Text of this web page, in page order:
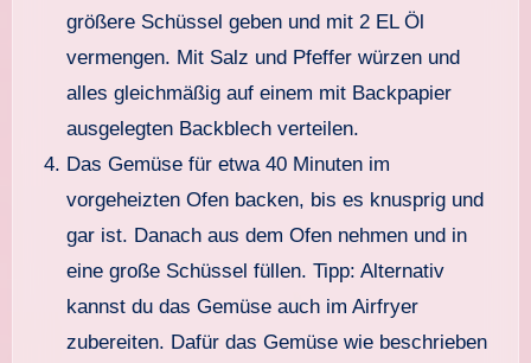
größere Schüssel geben und mit 2 EL Öl
vermengen. Mit Salz und Pfeffer würzen und
alles gleichmäßig auf einem mit Backpapier
ausgelegten Backblech verteilen.
Das Gemüse für etwa 40 Minuten im
vorgeheizten Ofen backen, bis es knusprig und
gar ist. Danach aus dem Ofen nehmen und in
eine große Schüssel füllen. Tipp: Alternativ
kannst du das Gemüse auch im Airfryer
zubereiten. Dafür das Gemüse wie beschrieben